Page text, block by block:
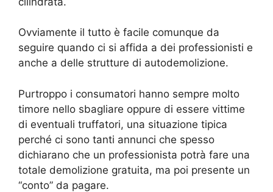
Ovviamente il tutto è facile comunque da
seguire quando ci si affida a dei professionisti e
anche a delle strutture di autodemolizione.
Purtroppo i consumatori hanno sempre molto
timore nello sbagliare oppure di essere vittime
di eventuali truffatori, una situazione tipica
perché ci sono tanti annunci che spesso
dichiarano che un professionista potrà fare una
totale demolizione gratuita, ma poi presente un
“conto” da pagare.